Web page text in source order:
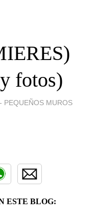
fotos)
- PEQUEÑOS MUROS
ESTE BLOG: